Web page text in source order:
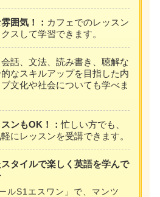
囲気！： カフェでのレッスン
スして学習できます。
会話、文法、読み書き、聴解な
なスキルアップを目指した内
文化や社会についても学べま
ンもOK！：忙しい方でも、
にレッスンを受講できます。
タイルで楽しく英語を学んで
ルS1エスワン」で、マンツ